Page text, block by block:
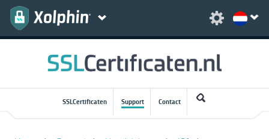
SSLCertificaten Support Contact